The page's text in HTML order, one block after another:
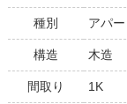
種別 アパー
構造 木造
間取り 1K